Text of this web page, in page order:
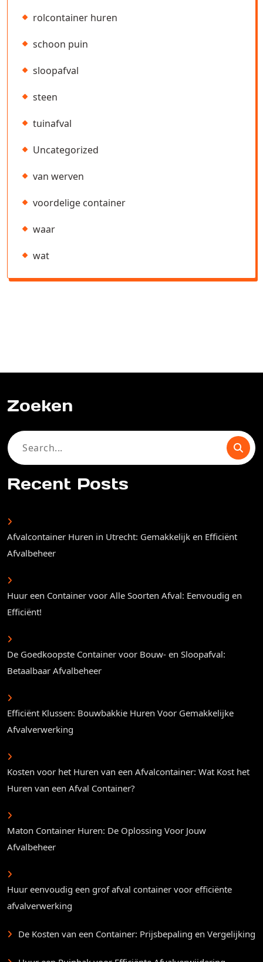
rolcontainer huren
schoon puin
sloopafval
steen
tuinafval
Uncategorized
van werven
voordelige container
waar
wat
Zoeken
Search
Recent Posts
Afvalcontainer Huren in Utrecht: Gemakkelijk en Efficiënt
Afvalbeheer
Huur een Container voor Alle Soorten Afval: Eenvoudig en
Efficiënt!
De Goedkoopste Container voor Bouw- en Sloopafval:
Betaalbaar Afvalbeheer
Efficiënt Klussen: Bouwbakkie Huren Voor Gemakkelijke
Afvalverwerking
Kosten voor het Huren van een Afvalcontainer: Wat Kost het
Huren van een Afval Container?
Maton Container Huren: De Oplossing Voor Jouw
Afvalbeheer
Huur eenvoudig een grof afval container voor efficiënte
afvalverwerking
De Kosten van een Container: Prijsbepaling en Vergelijking